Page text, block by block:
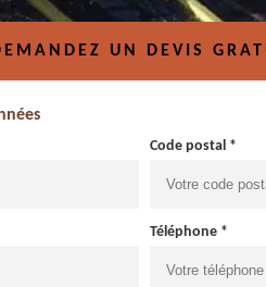
UN DEVIS
Code postal *
Téléphone *